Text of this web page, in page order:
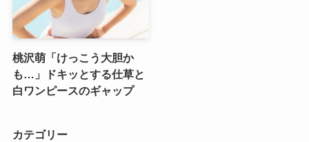
桃沢萌「けっこう大胆か
も…」ドキッとする仕草と
白ワンピースのギャップ
カテゴリー